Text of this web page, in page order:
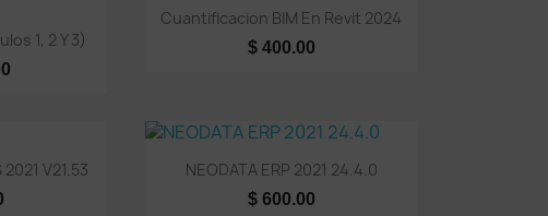
1, 2 Y 3)
Vista rápida
Cuantificacion BIM En Revit 2024
$ 400.00
2021 V21.53 Vista rápida
NEODATA ERP 2021 24.4.0
$ 600.00